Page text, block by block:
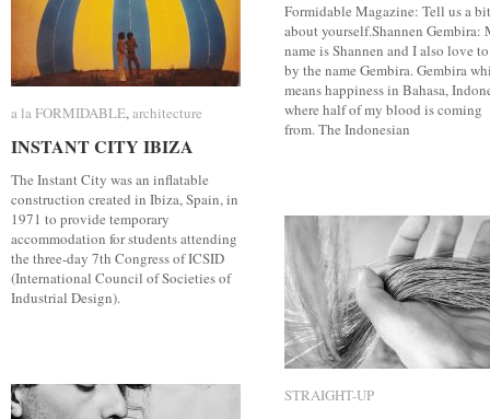
Formidable Magazine: Tell us a bit
about yourself.Shannen Gembira:
name is Shannen and I also love
by the name Gembira. Gembira
means happiness in Bahasa,
where half of my blood is coming
from. The Indonesian
a la FORMIDABLE,architecture
INSTANT CITY IBIZA
The Instant City was an inflatable
construction created in Ibiza, Spain, in
1971 to provide temporary
accommodation for students attending
the three-day 7th Congress of ICSID
(International Council of Societies of
Industrial Design).
a la FORMIDABLE architecture
INSTANT CITY IBIZA
STRAIGHT-UP
STRAIGHT-UP